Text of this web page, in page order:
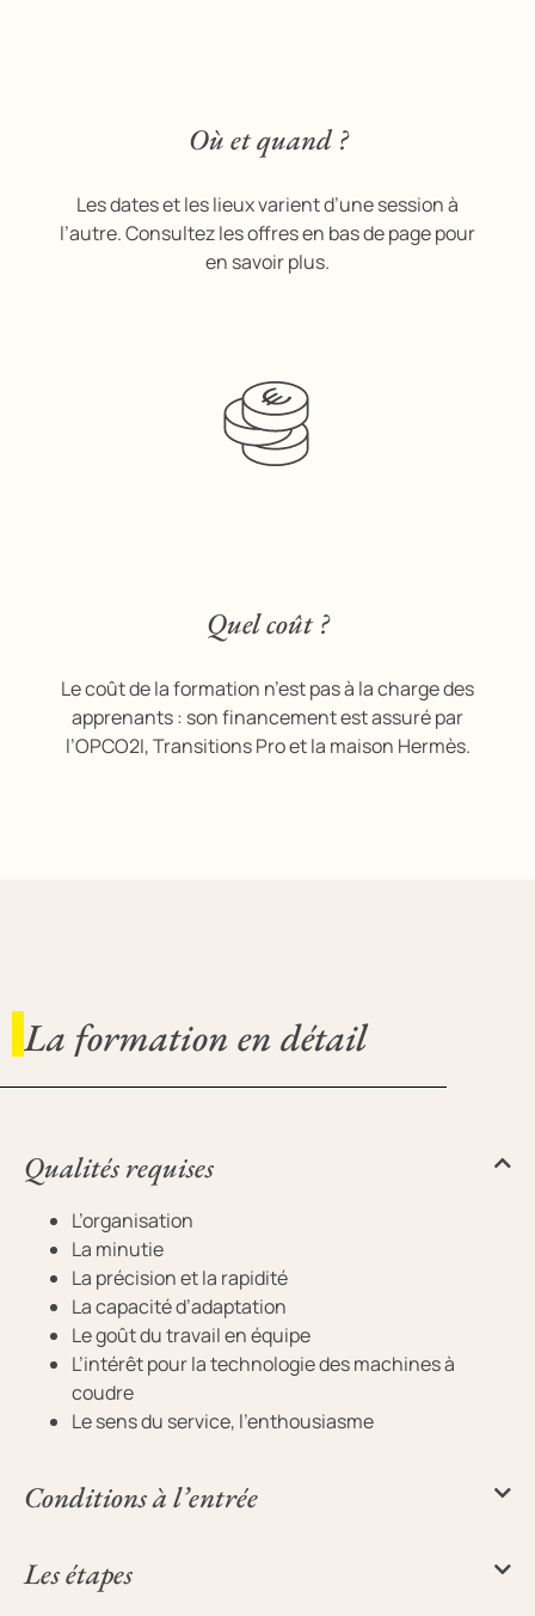
Où et quand ?
Les dates et les lieux varient d’une session à
l’autre. Consultez les offres en bas de page pour
en savoir plus.
Quel coût ?
Le coût de la formation n’est pas à la charge des
apprenants : son financement est assuré par
l’OPCO2I, Transitions Pro et la maison Hermès.
La formation en détail
Qualités requises
L’organisation
La minutie
La précision et la rapidité
La capacité d’adaptation
Le goût du travail en équipe
L’intérêt pour la technologie des machines à
coudre
Le sens du service, l’enthousiasme
Conditions à l’entrée
Les étapes